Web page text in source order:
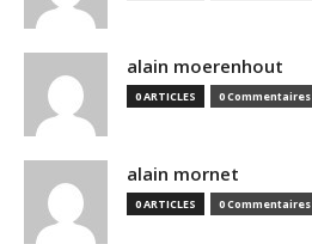
alain moerenhout
0 ARTICLES 0 Commentaires
alain mornet
0 ARTICLES 0 Commentaires